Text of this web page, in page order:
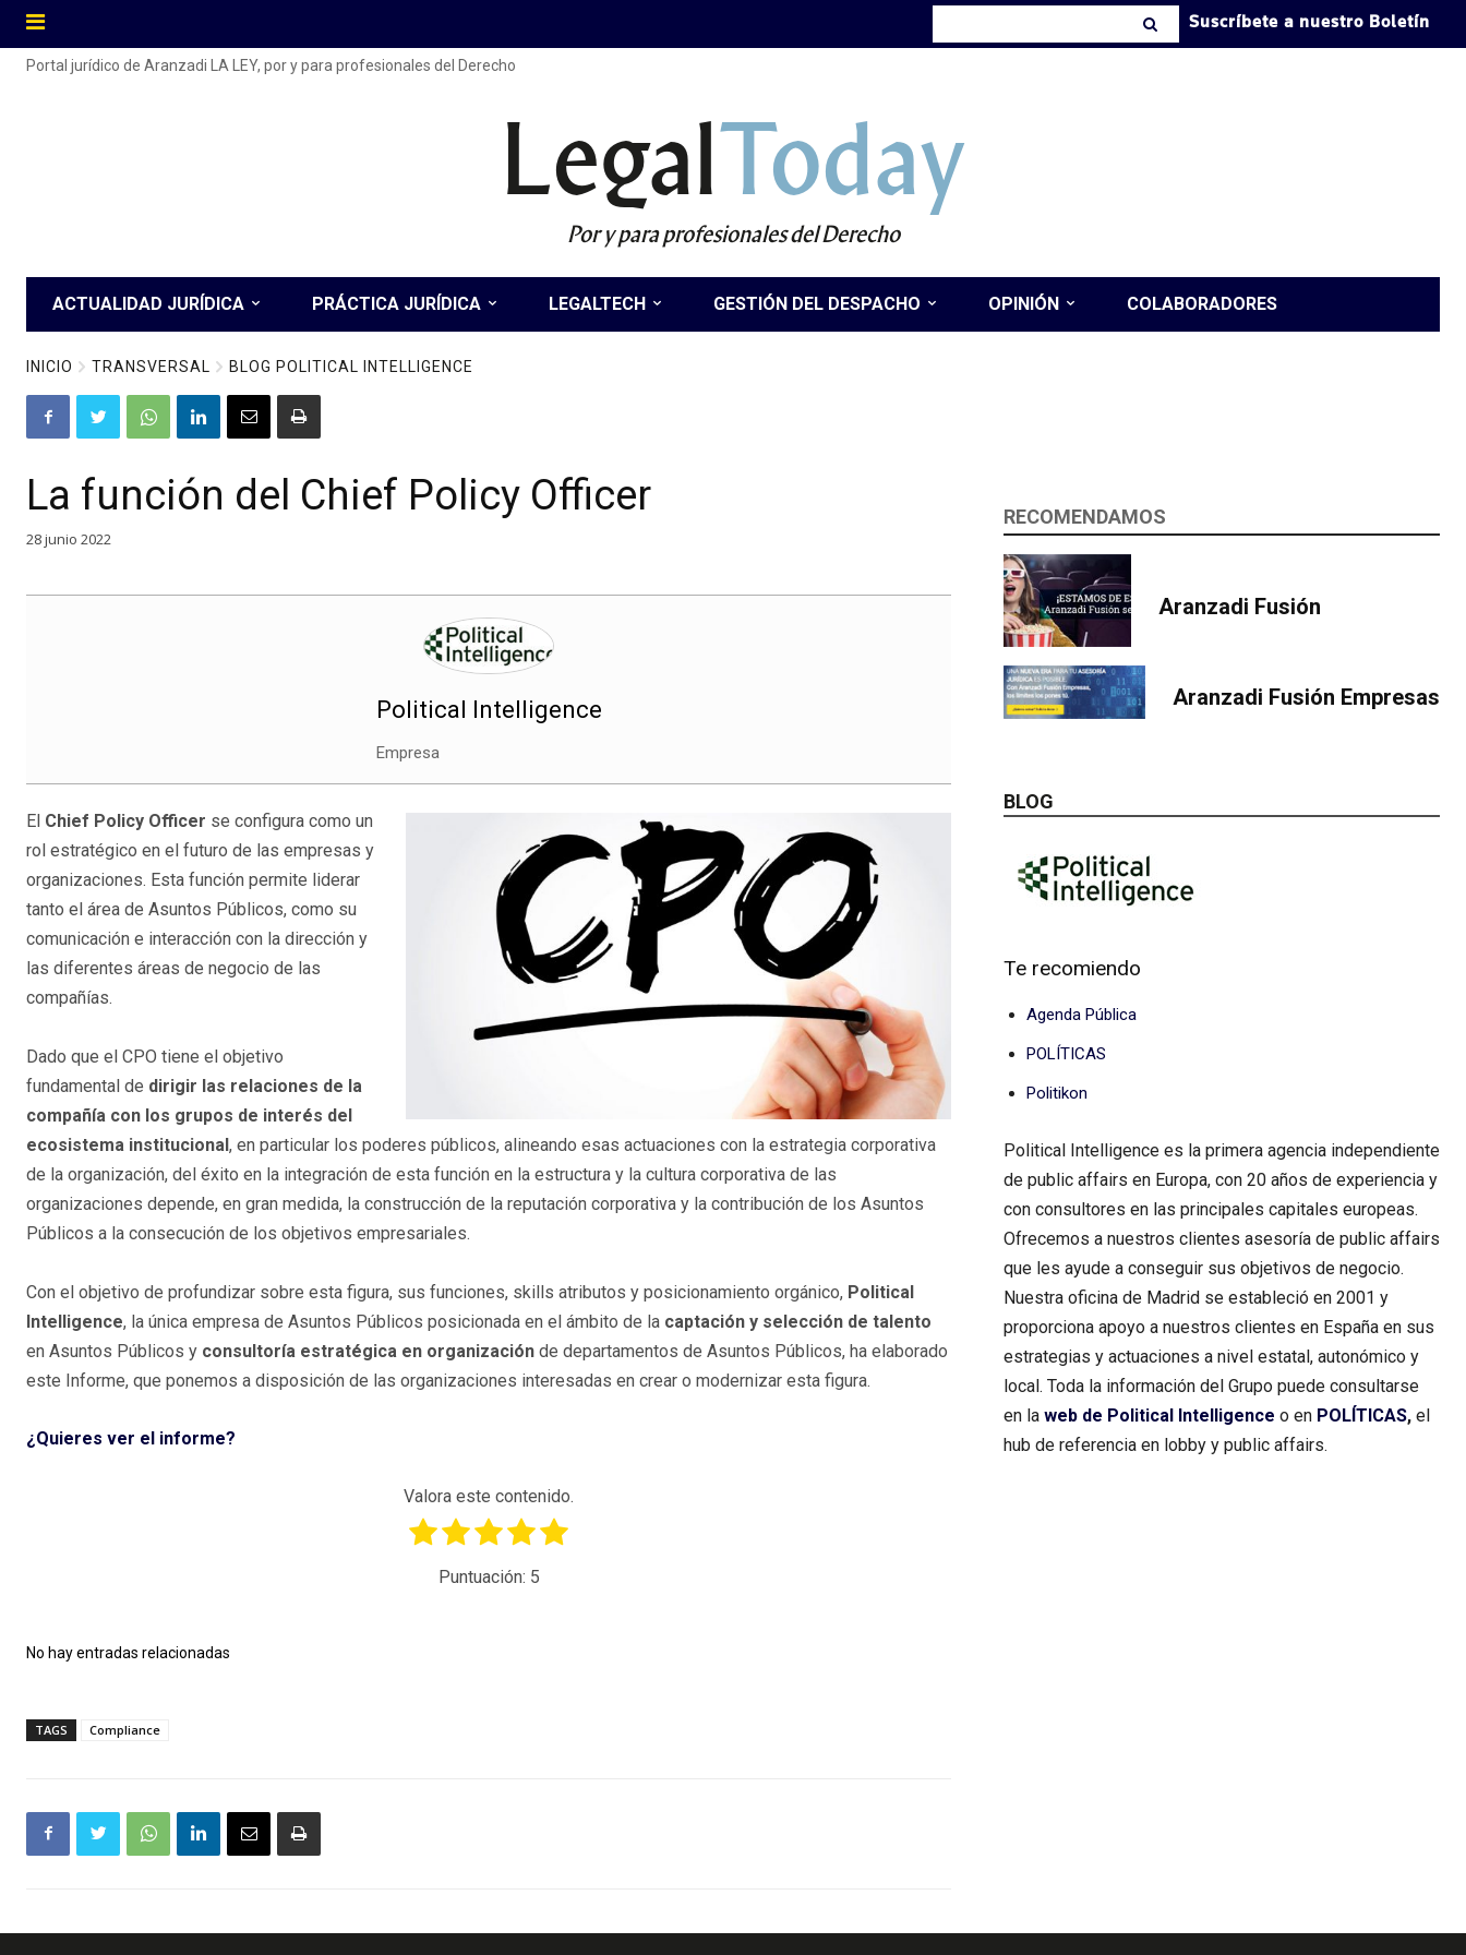
Suscríbete a nuestro Boletín
Portal jurídico de Aranzadi LA LEY, por y para profesionales del Derecho
LegalToday
Por y para profesionales del Derecho
ACTUALIDAD JURÍDICA PRÁCTICA JURÍDICA LEGALTECH GESTIÓN DEL DESPACHO OPINIÓN COLABORADORES
INICIO TRANSVERSAL BLOG POLITICAL INTELLIGENCE
La función del Chief Policy Officer
28 junio 2022
Political Intelligence
Empresa
El Chief Policy Officer se configura como un
rol estratégico en el futuro de las empresas y
organizaciones. Esta función permite liderar
tanto el área de Asuntos Públicos, como su
comunicación e interacción con la dirección y
las diferentes áreas de negocio de las
compañías.
Dado que el CPO tiene el objetivo
fundamental de dirigir las relaciones de la
compañía con los grupos de interés del
ecosistema institucional, en particular los poderes públicos, alineando esas actuaciones con la estrategia corporativa
de la organización, del éxito en la integración de esta función en la estructura y la cultura corporativa de las
organizaciones depende, en gran medida, la construcción de la reputación corporativa y la contribución de los Asuntos
Públicos a la consecución de los objetivos empresariales.
Con el objetivo de profundizar sobre esta figura, sus funciones, skills atributos y posicionamiento orgánico, Political
Intelligence, la única empresa de Asuntos Públicos posicionada en el ámbito de la captación y selección de talento
en Asuntos Públicos y consultoría estratégica en organización de departamentos de Asuntos Públicos, ha elaborado
este Informe, que ponemos a disposición de las organizaciones interesadas en crear o modernizar esta figura.
¿Quieres ver el informe?
Valora este contenido.
Puntuación: 5
No hay entradas relacionadas
TAGS Compliance
RECOMENDAMOS
Aranzadi Fusión
Aranzadi Fusión Empresas
BLOG
Te recomiendo
Agenda Pública
POLÍTICAS
Politikon
Political Intelligence es la primera agencia independiente
de public affairs en Europa, con 20 años de experiencia y
con consultores en las principales capitales europeas.
Ofrecemos a nuestros clientes asesoría de public affairs
que les ayude a conseguir sus objetivos de negocio.
Nuestra oficina de Madrid se estableció en 2001 y
proporciona apoyo a nuestros clientes en España en sus
estrategias y actuaciones a nivel estatal, autonómico y
local. Toda la información del Grupo puede consultarse
en la web de Political Intelligence o en POLÍTICAS, el
hub de referencia en lobby y public affairs.